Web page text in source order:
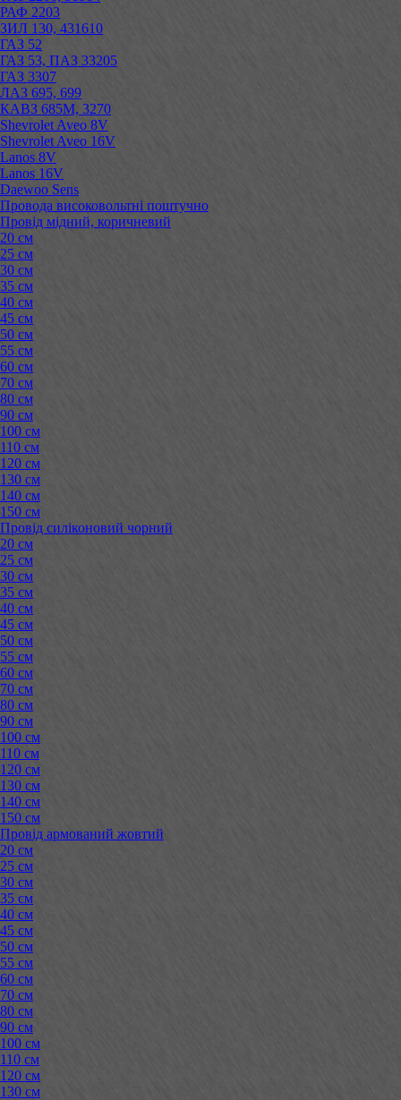
РАФ 2203
ЗИЛ 130, 431610
ГАЗ 52
ГАЗ 53, ПАЗ 33205
ГАЗ 3307
ЛАЗ 695, 699
КАВЗ 685М, 3270
Shevrolet Aveo 8V
Shevrolet Aveo 16V
Lanos 8V
Lanos 16V
Daewoo Sens
Провода високовольтні поштучно
Провід мідний, коричневий
20 см
25 см
30 см
35 см
40 см
45 см
50 см
55 см
60 см
70 см
80 см
90 см
100 см
110 см
120 см
130 см
140 см
150 см
Провід силіконовий чорний
20 см
25 см
30 см
35 см
40 см
45 см
50 см
55 см
60 см
70 см
80 см
90 см
100 см
110 см
120 см
130 см
140 см
150 см
Провід армований жовтий
20 см
25 см
30 см
35 см
40 см
45 см
50 см
55 см
60 см
70 см
80 см
90 см
100 см
110 см
120 см
130 см